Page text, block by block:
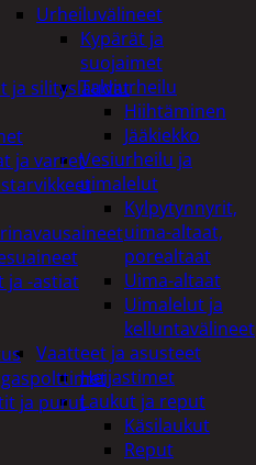
Urheiluvälineet
Kypärät ja
suojaimet
Talviurheilu
Hiihtäminen
Jääkiekko
Vesiurheilu ja
uimalelut
Kylpytynnyrit,
uima-altaat,
porealtaat
Uima-altaat
Uimalelut ja
kelluntavälineet
Vaatteet ja asusteet
Heijastimet
Laukut ja reput
Käsilaukut
Reput
ja silityslaudat
ja varret
ja -astiat
ja purut